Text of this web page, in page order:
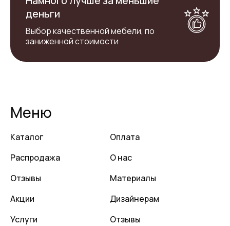
деньги
Выбор качественной мебели, по
заниженной стоимости
Меню
Каталог
Распродажа
Отзывы
Акции
Услуги
Оплата
О нас
Материалы
Дизайнерам
Отзывы